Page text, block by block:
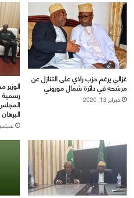
غزالي يرغم حزب راذي على التنازل عن
مرشحه في دائرة شمال موروني
فبراير 13, 2020 رسمية
البرهان
سبتمبر 18,